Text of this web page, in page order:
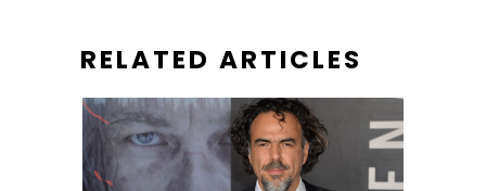
RELATED ARTICLES